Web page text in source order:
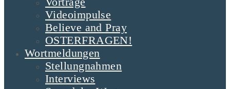
Videoimpulse
Believe and Pray
OSTERFRAGEN!
Wortmeldungen
Stellungnahmen
Interviews